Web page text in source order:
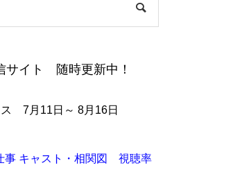
サイト 随時更新中！
7月11日～ 8月16日
事 キャスト・相関図 視聴率